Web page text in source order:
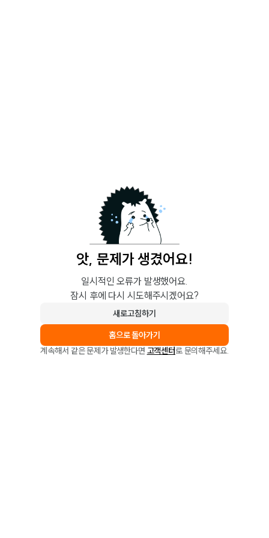
앗, 문제가 생겼어요!
일시적인 오류가 발생했어요.
잠시 후에 다시 시도해주시겠어요?
새로고침하기
홈으로 돌아가기
계속해서 같은 문제가 발생한다면 고객센터로 문의해주세요.